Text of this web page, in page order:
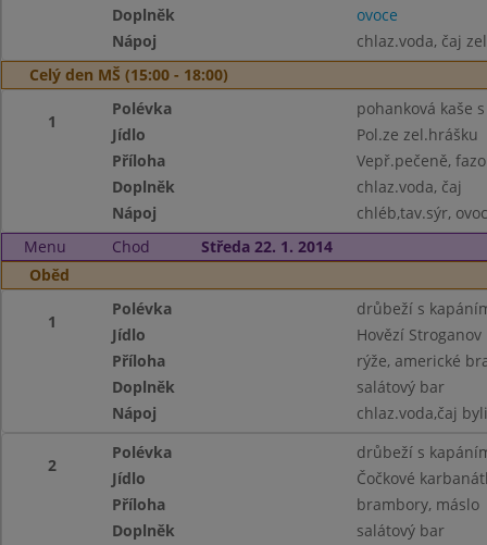
Doplněk
ovoce
Nápoj
chlaz.voda, čaj
Celý den MŠ (15:00 - 18:00)
1
Polévka
pohanková kaše
Jídlo
Pol.ze zel.hrášku
Příloha
Vepř.pečeně,
Doplněk
chlaz.voda, čaj
Nápoj
chléb,tav.sýr,
Menu
Chod
Středa 22. 1. 2014
Oběd
1
Polévka
drůbeží s
Jídlo
Hovězí Stroganov
Příloha
rýže, americké
Doplněk
salátový bar
Nápoj
chlaz.voda,čaj
2
Polévka
drůbeží s
Jídlo
Čočkové
Příloha
brambory, máslo
Doplněk
salátový bar